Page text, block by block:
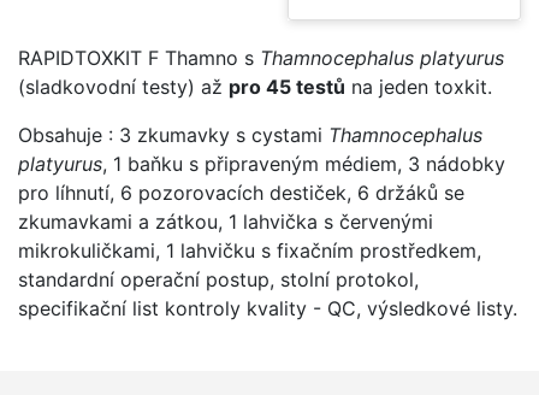
RAPIDTOXKIT F Thamno s Thamnocephalus platyurus
(sladkovodní testy) až pro 45 testů na jeden toxkit.
Obsahuje : 3 zkumavky s cystami Thamnocephalus
platyurus, 1 baňku s připraveným médiem, 3 nádobky
pro líhnutí, 6 pozorovacích destiček, 6 držáků se
zkumavkami a zátkou, 1 lahvička s červenými
mikrokuličkami, 1 lahvičku s fixačním prostředkem,
standardní operační postup, stolní protokol,
specifikační list kontroly kvality - QC, výsledkové listy.